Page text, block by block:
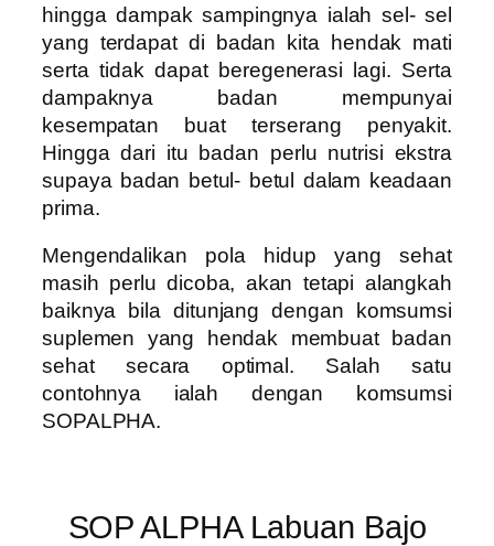
hingga dampak sampingnya ialah sel- sel
yang terdapat di badan kita hendak mati
serta tidak dapat beregenerasi lagi. Serta
dampaknya badan mempunyai
kesempatan buat terserang penyakit.
Hingga dari itu badan perlu nutrisi ekstra
supaya badan betul- betul dalam keadaan
prima.
Mengendalikan pola hidup yang sehat
masih perlu dicoba, akan tetapi alangkah
baiknya bila ditunjang dengan komsumsi
suplemen yang hendak membuat badan
sehat secara optimal. Salah satu
contohnya ialah dengan komsumsi
SOPALPHA.
SOP ALPHA Labuan Bajo